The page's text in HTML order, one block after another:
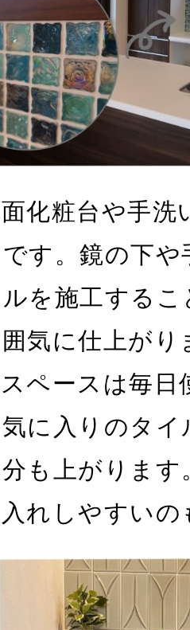
化粧台や手洗
す。鏡の下
を施工する
気に仕上がり
ペースは毎日
に入りのタ
も上がりま
れしやすいの